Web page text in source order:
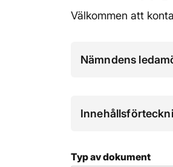
Välkommen att
Nämndens
Typ av dokument